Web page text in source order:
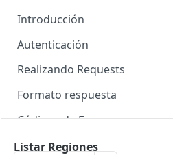
Introducción
Autenticación
Realizando Requests
Formato respuesta
Códigos de Errores
Límite de consultas
Listar Regiones